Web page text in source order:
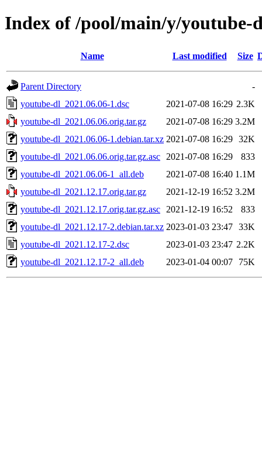
Index of /pool/main/y/youtube-
Name Last modified Size
Parent Directory
-
youtube-dl_2021.06.06-1.dsc
2021-07-08 16:29 2.3K
youtube-dl_2021.06.06.orig.tar.gz
2021-07-08 16:29 3.2M
youtube-dl_2021.06.06-1.debian.tar.xz 2021-07-08 16:29 32K
youtube-dl_2021.06.06.orig.tar.gz.asc
2021-07-08 16:29
833
youtube-dl_2021.06.06-1_all.deb
2021-07-08 16:40 1.1M
youtube-dl_2021.12.17.orig.tar.gz
2021-12-19 16:52 3.2M
youtube-dl_2021.12.17.orig.tar.gz.asc
2021-12-19 16:52
833
youtube-dl_2021.12.17-2.debian.tar.xz 2023-01-03 23:47 33K
youtube-dl_2021.12.17-2.dsc
2023-01-03 23:47 2.2K
youtube-dl_2021.12.17-2_all.deb
2023-01-04 00:07 75K